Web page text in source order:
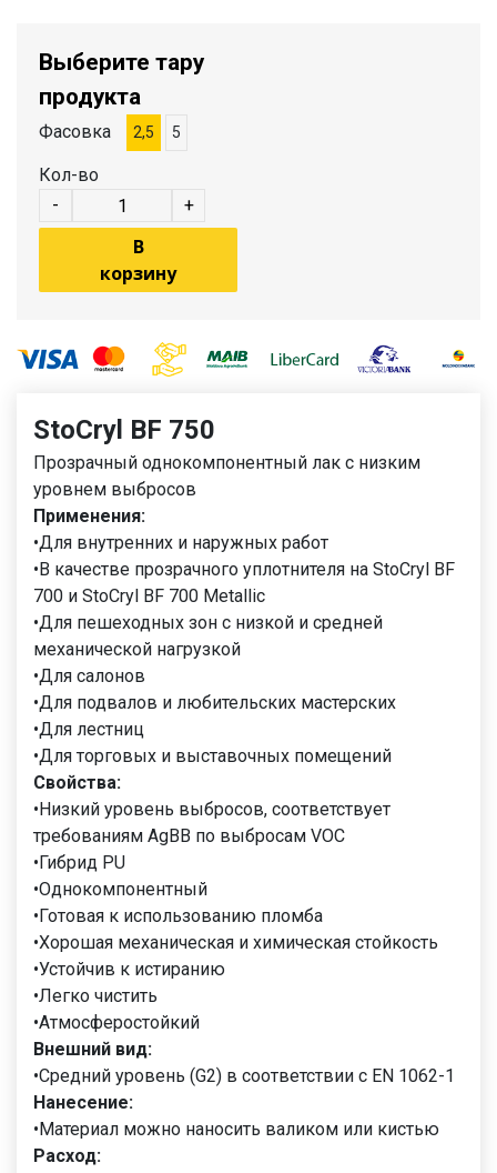
Выберите тару
продукта
Фасовка 2,5 5
Кол-во
-
+
В
корзину
StoCryl BF 750
Прозрачный однокомпонентный лак с низким
уровнем выбросов
Применения:
•Для внутренних и наружных работ
•В качестве прозрачного уплотнителя на StoCryl BF
700 и StoCryl BF 700 Metallic
•Для пешеходных зон с низкой и средней
механической нагрузкой
•Для салонов
•Для подвалов и любительских мастерских
•Для лестниц
•Для торговых и выставочных помещений
Свойства:
•Низкий уровень выбросов, соответствует
требованиям AgBB по выбросам VOC
•Гибрид PU
•Однокомпонентный
•Готовая к использованию пломба
•Хорошая механическая и химическая стойкость
•Устойчив к истиранию
•Легко чистить
•Атмосферостойкий
Внешний вид:
•Средний уровень (G2) в соответствии с EN 1062-1
Нанесение:
•Материал можно наносить валиком или кистью
Расход: